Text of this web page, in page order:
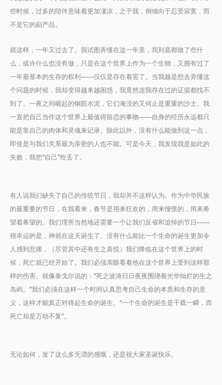
些时候，过多的陪伴意味着更加凄凉，之于我，倒倾向于忍受寂寞，而
不是它的副产品。
就这样，一年又过去了。我试图弄懂在这一年里，我到底都做了些什
么，或许什么也没有做，只是在这个世界上作为一个生物，又拥有过了
一年最基本的生存的权利——仅仅是存在着罢了。当我越是想去弄懂这
个问题的时候，我却变得越来越困惑，我竟然连我存在过的证据都找不
到了。一夜之间崛起的钢筋水泥，它们淹没的又何止是重重的沙土。我
一直把自己当作这个世界上最值得留恋的事物——自身的经历永远都只
能是靠自己的肉体和灵魂来记录。除此以外，没有什么能做到这一点，
即使是与我们关系最为亲密的人也不能。可是今天，我发现我是如此的
失败，我把“自己”给丢了。
有人说我们缺失了自己的传统节日，我却并不这样认为。作为中华民族
的最重要的节日，在我看来，春节是用来狂欢的，用来憧憬的，用来希
望着希望的。我们理所当然地还需要一个让我们反省和追悼的节日——
很幸运的是，神就在这天诞生了。没有什么能比一个生命的诞生更加令
人感到悲痛，（尽管其中还有生之喜悦）我们降临在这个世界上的时
候，死亡就已经开始了。我们必须亲眼看着他在这个世界上受到这样那
样的伤害。就像泰戈尔说的：“死之波涛日日夜夜围绕着光华灿烂的生之
岛屿。”我们必须在这样一个时间认真思考自己生命的本质和生存的意
义，这样才能真正对得起生命的诞生。“一个生命的诞生是千载一瞬，而
死亡却是万劫不复”。
无论如何，发了这么多无谓的感慨，还是祝大家圣诞快乐。